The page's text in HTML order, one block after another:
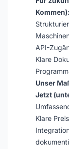
Kommen):
API-
Klare
Unser
Jetzt
Klare